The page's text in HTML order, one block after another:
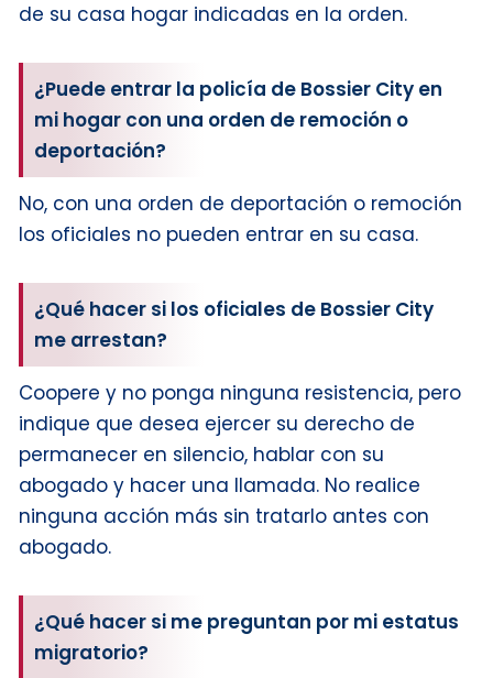
de su casa hogar indicadas en la orden.
¿Puede entrar la policía de Bossier City en
mi hogar con una orden de remoción o
deportación?
No, con una orden de deportación o remoción
los oficiales no pueden entrar en su casa.
¿Qué hacer si los oficiales de Bossier City
me arrestan?
Coopere y no ponga ninguna resistencia, pero
indique que desea ejercer su derecho de
permanecer en silencio, hablar con su
abogado y hacer una llamada. No realice
ninguna acción más sin tratarlo antes con
abogado.
¿Qué hacer si me preguntan por mi estatus
migratorio?